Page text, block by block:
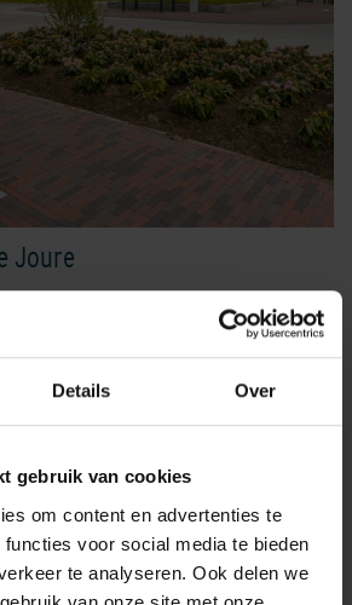
Details Over
gebruik van cookies
om content en advertenties te
voor social media te bieden
te analyseren. Ook delen we
Joure